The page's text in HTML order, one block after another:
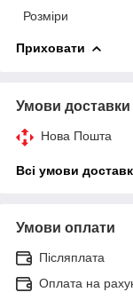
Розміри
Приховати
Умови доставки
Нова Пошта
Всі умови
Умови оплати
Післяплата
Оплата на